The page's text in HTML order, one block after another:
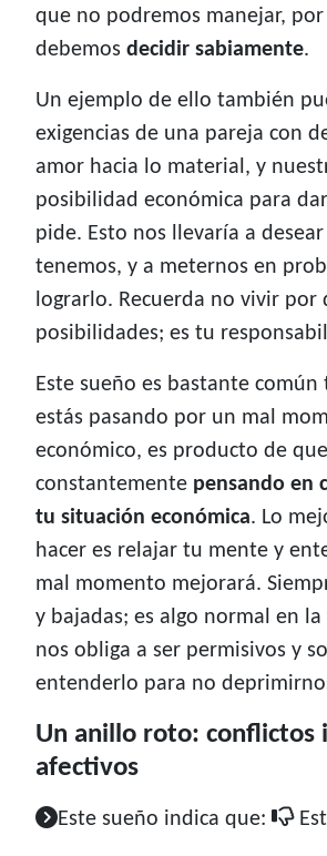
que no podremos manejar,
debemos decidir sabiamente.
Un ejemplo de ello también
exigencias de una pareja con
amor hacia lo material, y
posibilidad económica para
pide. Esto nos llevaría a
tenemos, y a meternos en
lograrlo. Recuerda no vivir por
posibilidades; es tu
Este sueño es bastante común
estás pasando por un mal
económico, es producto de
constantemente pensando en
tu situación económica. Lo
hacer es relajar tu mente y
mal momento mejorará.
y bajadas; es algo normal en
nos obliga a ser permisivos y
entenderlo para no
Un anillo roto: conflictos
afectivos
Este sueño indica que: